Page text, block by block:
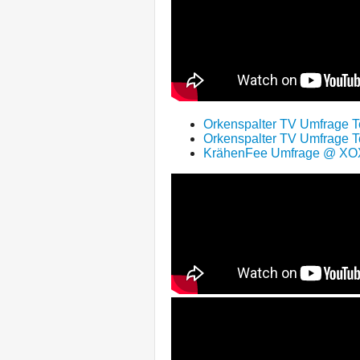
Orkenspalter TV Umfrage
Orkenspalter TV Umfrage
KrähenFee Umfrage @